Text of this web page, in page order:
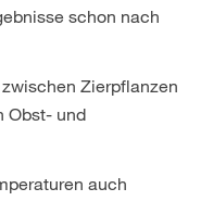
schon nach
Zierpflanzen
Obst- und
auch